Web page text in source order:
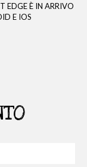
EDGE È IN ARRIVO
E IOS